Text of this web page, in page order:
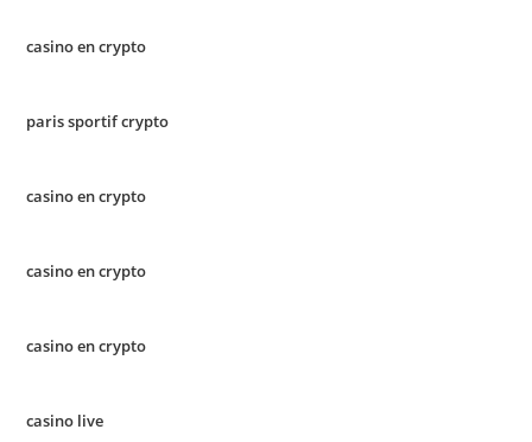
casino en crypto
paris sportif crypto
casino en crypto
casino en crypto
casino en crypto
casino live